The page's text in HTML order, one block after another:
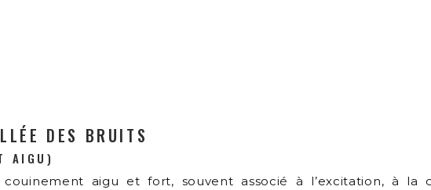
DES BRUITS
AIGU)
aigu et fort, souvent associé à l’excitation, à